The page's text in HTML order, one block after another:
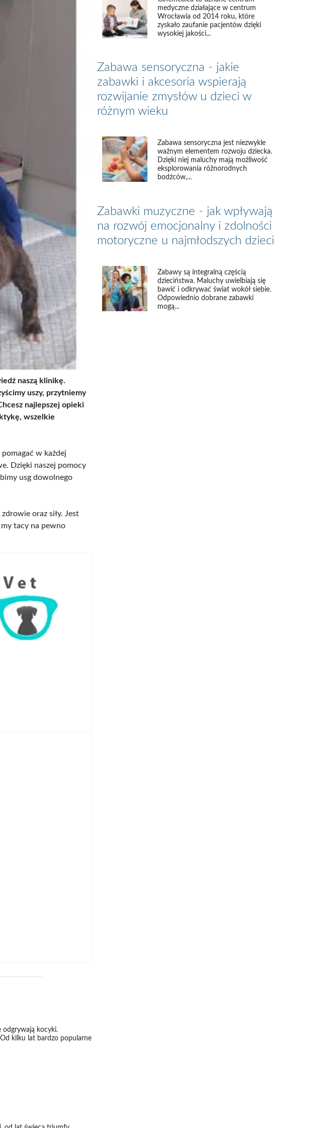
naszą klinikę.
uszy, przytniemy
najlepszej opieki
wszelkie
w każdej
Dzięki naszej pomocy
usg dowolnego
oraz siły. Jest
tacy na pewno
odgrywają kocyki.
kilku lat bardzo popularne
medyczne działające w centrum
Wrocławia od 2014 roku, które
zyskało zaufanie pacjentów dzięki
wysokiej jakości...
Zabawa sensoryczna - jakie
zabawki i akcesoria wspierają
rozwijanie zmysłów u dzieci w
różnym wieku
Zabawa sensoryczna jest niezwykle
ważnym elementem rozwoju dziecka.
Dzięki niej maluchy mają możliwość
eksplorowania różnorodnych
bodźców,...
Zabawki muzyczne - jak wpływają
na rozwój emocjonalny i zdolności
motoryczne u najmłodszych dzieci
Zabawy są integralną częścią
dzieciństwa. Maluchy uwielbiają się
bawić i odkrywać świat wokół siebie.
Odpowiednio dobrane zabawki
mogą...